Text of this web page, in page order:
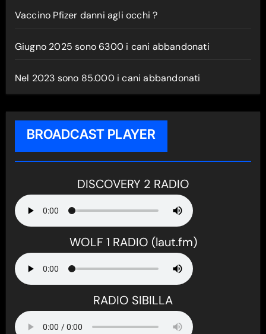
Vaccino Pfizer danni agli occhi ?
Giugno 2025 sono 6300 i cani abbandonati
Nel 2023 sono 85.000 i cani abbandonati
BROADCAST PLAYER
DISCOVERY 2 RADIO
WOLF 1 RADIO (laut.fm)
RADIO SIBILLA